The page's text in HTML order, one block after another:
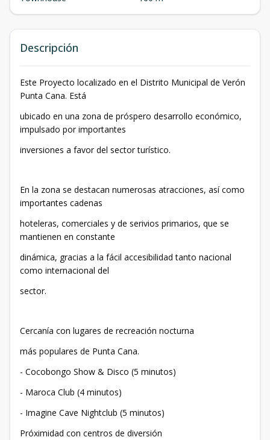
Descripción
Este Proyecto localizado en el Distrito Municipal de Verón
Punta Cana. Está
ubicado en una zona de próspero desarrollo económico,
impulsado por importantes
inversiones a favor del sector turístico.
En la zona se destacan numerosas atracciones, así como
importantes cadenas
hoteleras, comerciales y de serivios primarios, que se
mantienen en constante
dinámica, gracias a la fácil accesibilidad tanto nacional
como internacional del
sector.
Cercanía con lugares de recreación nocturna
más populares de Punta Cana.
- Cocobongo Show & Disco (5 minutos)
- Maroca Club (4 minutos)
- Imagine Cave Nightclub (5 minutos)
Próximidad con centros de diversión